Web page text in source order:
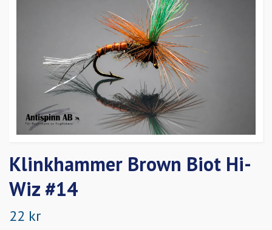
Klinkhammer Brown Biot Hi-
Wiz #14
22 kr